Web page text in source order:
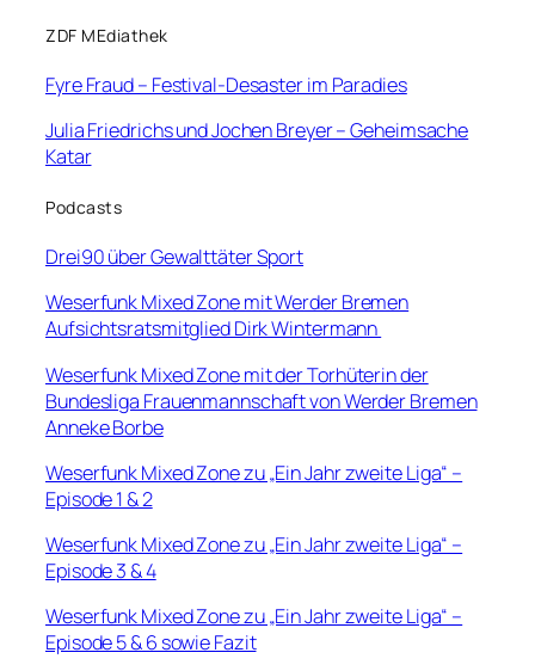
ZDF MEdiathek
Fyre Fraud – Festival-Desaster im Paradies
Julia Friedrichs und Jochen Breyer – Geheimsache
Katar
Podcasts
Drei90 über Gewalttäter Sport
Weserfunk Mixed Zone mit Werder Bremen
Aufsichtsratsmitglied Dirk Wintermann
Weserfunk Mixed Zone mit der Torhüterin der
Bundesliga Frauenmannschaft von Werder Bremen
Anneke Borbe
Weserfunk Mixed Zone zu „Ein Jahr zweite Liga“ –
Episode 1 & 2
Weserfunk Mixed Zone zu „Ein Jahr zweite Liga“ –
Episode 3 & 4
Weserfunk Mixed Zone zu „Ein Jahr zweite Liga“ –
Episode 5 & 6 sowie Fazit